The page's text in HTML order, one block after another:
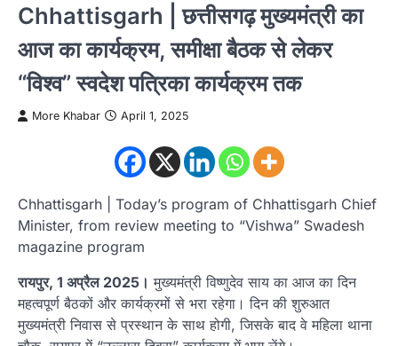
Chhattisgarh | छत्तीसगढ़ मुख्यमंत्री का
आज का कार्यक्रम, समीक्षा बैठक से लेकर
“विश्व” स्वदेश पत्रिका कार्यक्रम तक
More Khabar April 1, 2025
Chhattisgarh | Today’s program of Chhattisgarh Chief
Minister, from review meeting to “Vishwa” Swadesh
magazine program
रायपुर, 1 अप्रैल 2025। मुख्यमंत्री विष्णुदेव साय का आज का दिन
महत्वपूर्ण बैठकों और कार्यक्रमों से भरा रहेगा। दिन की शुरुआत
मुख्यमंत्री निवास से प्रस्थान के साथ होगी, जिसके बाद वे महिला थाना